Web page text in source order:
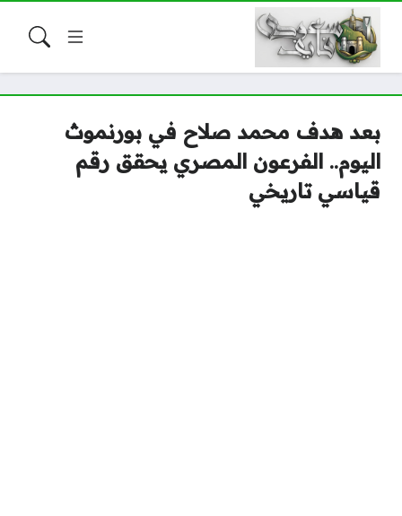
بعد هدف محمد صلاح في بورنموث
اليوم.. الفرعون المصري يحقق رقم
قياسي تاريخي